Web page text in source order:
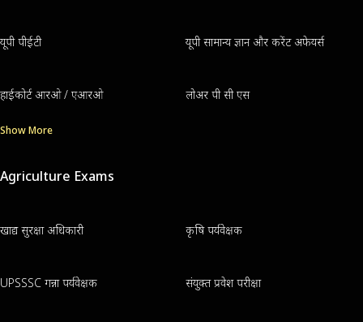
यूपी पीईटी यूपी सामान्य ज्ञान और करेंट अफेयर्स
हाईकोर्ट आरओ / एआरओ लोअर पी सी एस
Show More
Agriculture Exams
खाद्य सुरक्षा अधिकारी कृषि पर्यवेक्षक
UPSSSC गन्ना पर्यवेक्षक संयुक्त प्रवेश परीक्षा